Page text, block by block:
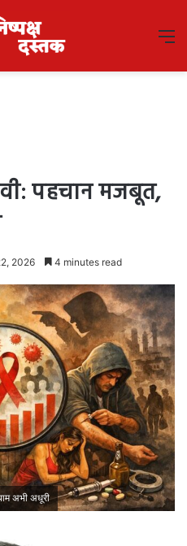
पहचान मजबूत,
2026 4 minutes read
अभी अधूरी